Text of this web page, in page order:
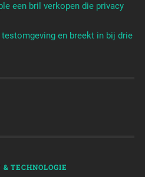
een bril verkopen die privacy
en breekt in bij drie
TECHNOLOGIE